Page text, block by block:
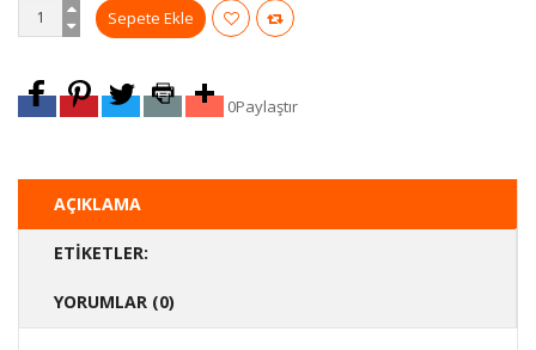
0Paylaştır
AÇIKLAMA
ETIKETLER:
YORUMLAR (0)